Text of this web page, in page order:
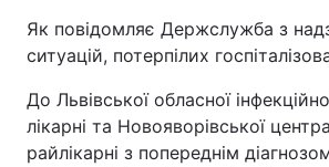
Як повідомляє Держслужба з
ситуацій, потерпілих
До Львівської обласної
лікарні та Новояворівської
райлікарні з попереднім